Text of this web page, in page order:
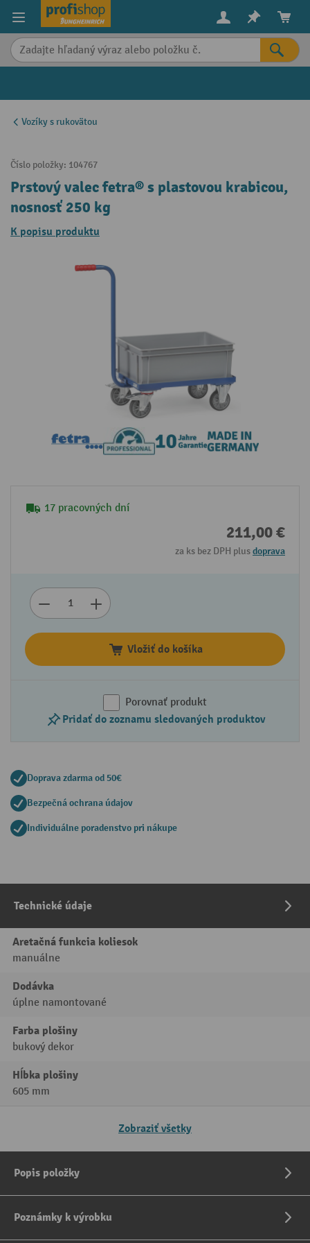
content
Vozíky s rukovätou
Číslo položky: 104767
Prstový valec fetra® s plastovou krabicou,
nosnosť 250 kg
K popisu produktu
17 pracovných dní
211,00 €
za ks bez DPH plusdoprava
Vložiť do košíka
Porovnať produkt
Pridať do zoznamu sledovaných produktov
Doprava zdarma od 50€
Bezpečná ochrana údajov
Individuálne poradenstvo pri nákupe
Technické údaje
Aretačná funkcia koliesok
manuálne
Dodávka
úplne namontované
Farba plošiny
bukový dekor
Hĺbka plošiny
605 mm
Zobraziť všetky
Popis položky
Poznámky k výrobku